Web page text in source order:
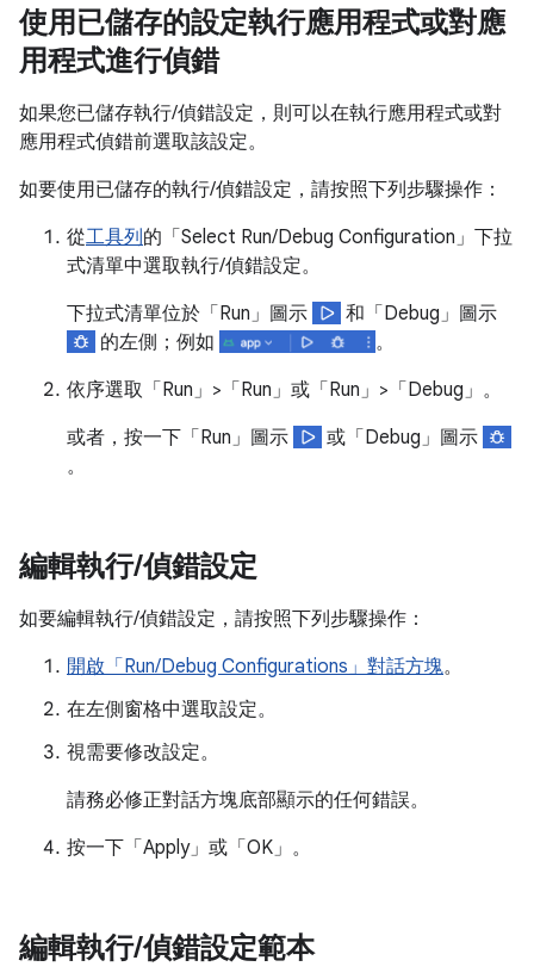
使用已儲存的設定執行應用程式或對應
用程式進行偵錯
如果您已儲存執行/偵錯設定，則可以在執行應用程式或對
應用程式偵錯前選取該設定。
如要使用已儲存的執行/偵錯設定，請按照下列步驟操作：
從工具列的「Select Run/Debug Configuration」 下拉
式清單中選取執行/偵錯設定。
下拉式清單位於「Run」圖示
和「Debug」 圖示
的左側；例如
。
依序選取「Run」 >「Run」 或「Run」 >「Debug」 。
或者，按一下「Run」 圖示 或「Debug」 圖示
。
編輯執行/偵錯設定
如要編輯執行/偵錯設定，請按照下列步驟操作：
開啟「Run/Debug Configurations」對話方塊。
在左側窗格中選取設定。
視需要修改設定。
請務必修正對話方塊底部顯示的任何錯誤。
按一下「Apply」 或「OK」 。
編輯執行/偵錯設定範本